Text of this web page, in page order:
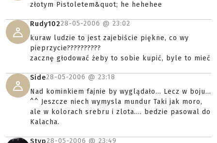
złotym Pistoletem&quot; he hehehee
Rudy10228-05-2006 @ 23:02
kuraw ludzie to jest zajebiście piękne, co wy
pieprzycie??????????
zacznę głodować żeby to sobie kupić, byle to mieć
Side28-05-2006 @ 23:18
Nad kominkiem fajnie by wyglądało... Lecz w boju...
^^ Jeszcze niech wymysla mundur Taki jak moro,
ale w kolorach srebru i zlota.... bedzie pasowal do
Kalacha.
Styp28-05-2006 @ 23:49